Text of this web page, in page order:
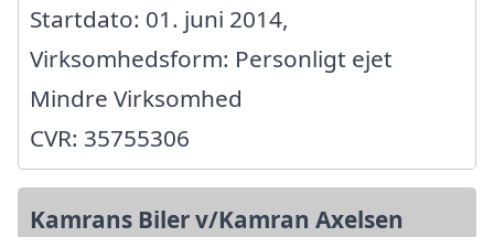
Startdato: 01. juni 2014,
Virksomhedsform: Personligt ejet
Mindre Virksomhed
CVR: 35755306
Kamrans Biler v/Kamran Axelsen